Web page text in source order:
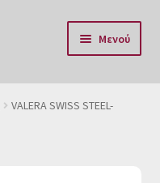
Μενού
VALERA SWISS STEEL-